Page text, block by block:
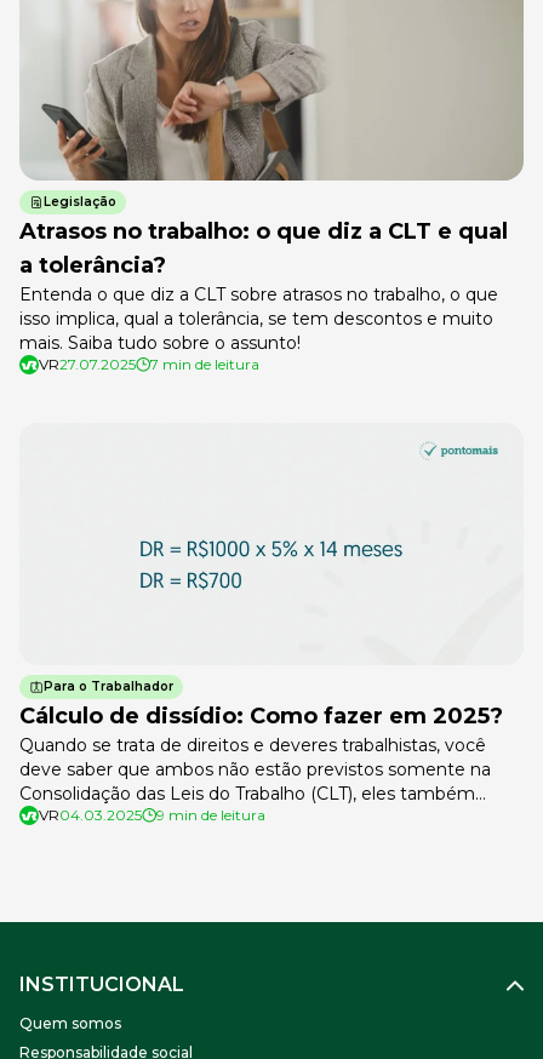
Legislação
Atrasos no trabalho: o que diz a CLT e qual
a tolerância?
Entenda o que diz a CLT sobre atrasos no trabalho, o que
isso implica, qual a tolerância, se tem descontos e muito
mais. Saiba tudo sobre o assunto!
VR27.07.2025 7 min de leitura
Para o Trabalhador
Cálculo de dissídio: Como fazer em 2025?
Quando se trata de direitos e deveres trabalhistas, você
deve saber que ambos não estão previstos somente na
Consolidação das Leis do Trabalho (CLT), eles também
podem ser determinados por convenções coletivas e
VR04.03.2025 9 min de leitura
INSTITUCIONAL
Quem somos
Responsabilidade social